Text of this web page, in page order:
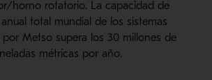
horno rotatorio. La capacidad de
total mundial de los sistemas
por Metso supera los 30 millones de
métricas por año.